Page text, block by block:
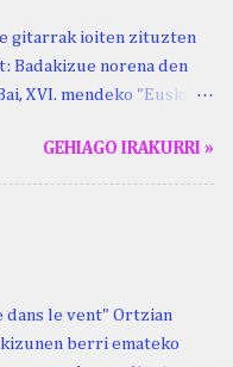
gitarrak ioiten zituzten
Badakizue norena den
XVI. mendeko "Euskara
ikasi genion aspaldixe.
Beskoizen,
antolatu dute. Hauxe
Duhauk "igortziritako"
GEHIAGO IRAKURRI »
dans le vent" Ortzian
berri emateko